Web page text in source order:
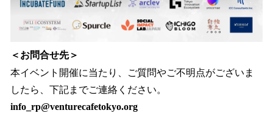
＜お問合せ先＞
本イベント開催に当たり、ご質問やご不明点がございま
したら、下記までご連絡ください。
info_rp@venturecafetokyo.org